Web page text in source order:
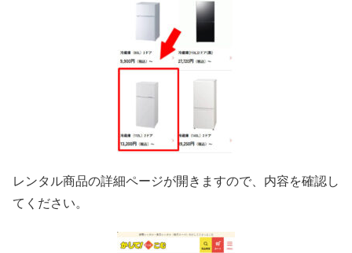
レンタル商品の詳細ページが開きますので、内容を確認し
てください。